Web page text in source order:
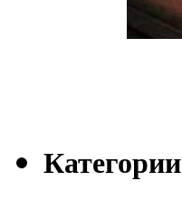
Категории